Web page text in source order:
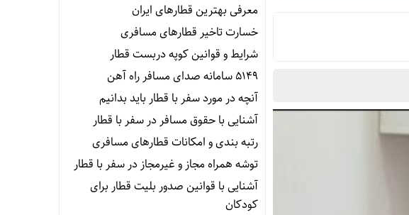
معرفی بهترین قطارهای ایران
خسارت تاخیر قطارهای مسافری
شرایط و قوانین کوپه دربست قطار
۵۱۴۹ سامانه صدای مسافر راه آهن
آنچه در مورد سفر با قطار باید بدانیم
آشنایی با حقوق مسافر در سفر با قطار
رتبه بندی و امکانات قطارهای مسافری
توشه همراه مجاز و غیرمجاز در سفر با قطار
آشنایی با قوانین صدور بلیت قطار برای
کودکان